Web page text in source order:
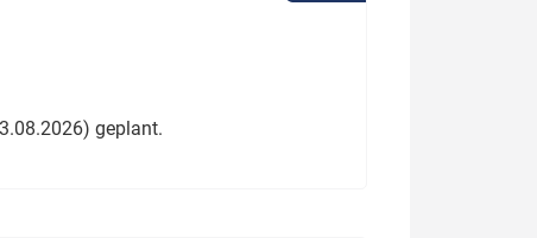
geplant.